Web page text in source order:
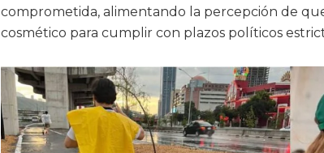
comprometida, alimentando la percepción de
cosmético para cumplir con plazos políticos